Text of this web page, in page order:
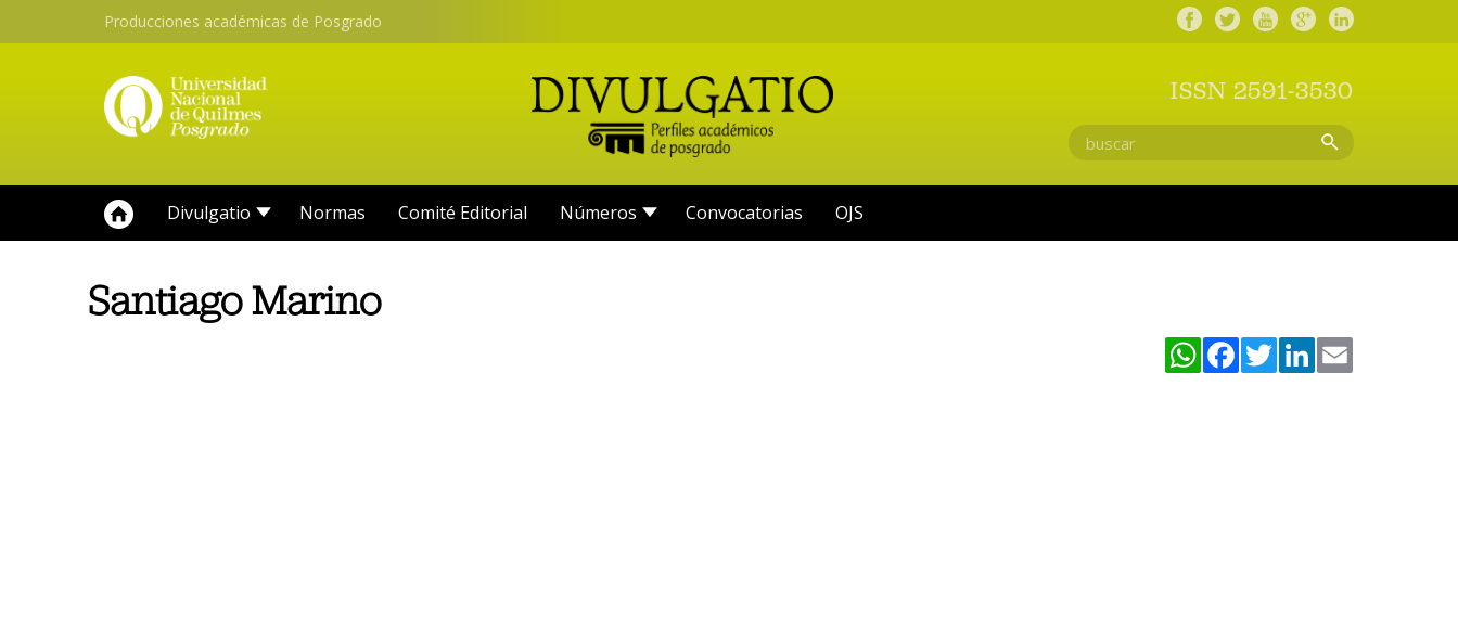
Producciones académicas de Posgrado
ISSN 2591-3530
Divulgatio Normas Comité Editorial Números Convocatorias OJS
Santiago Marino
WhatsAppFacebookTwitterLinkedIn